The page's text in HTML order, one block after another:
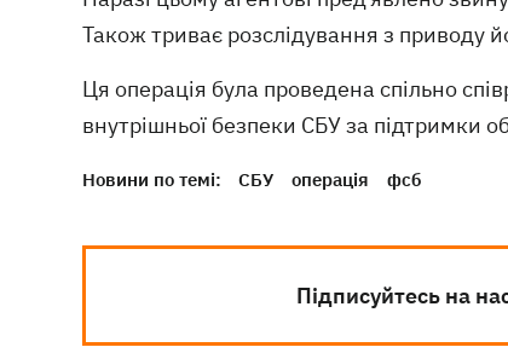
Також триває розслідування з приводу
Ця операція була проведена спільно
внутрішньої безпеки СБУ за підтримки
Новини по темі: СБУ операція фсб
Підписуйтесь на